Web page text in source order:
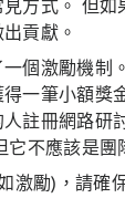
方式。 但如
貢獻。
個激勵機制
一筆小額獎
註冊網路研
不應該是團
激勵)，請確